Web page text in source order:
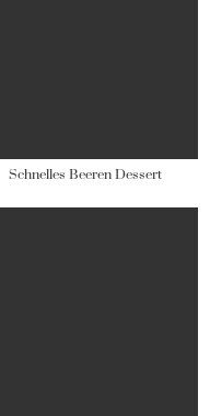
Schnelles Beeren Dessert